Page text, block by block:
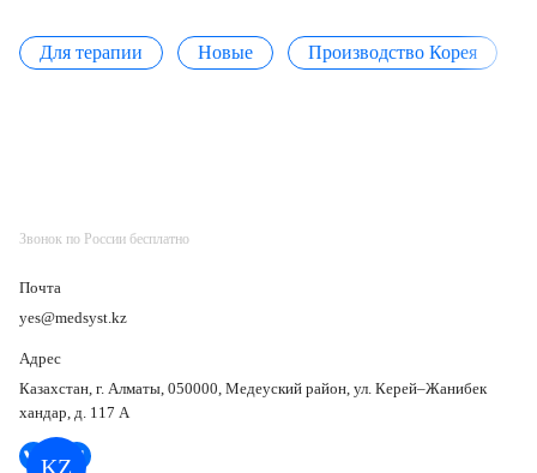
KZ
Для терапии Новые Производство Корея
Звонок по России бесплатно
Почта
yes@medsyst.kz
Адрес
Казахстан, г. Алматы, 050000, Медеуский район, ул. Керей–Жанибек
хандар, д. 117 А